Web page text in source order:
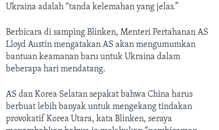
Ukraina adalah “tanda kelemahan yang jelas.”
Berbicara di samping Blinken, Menteri Pertahanan AS
Lloyd Austin mengatakan AS akan mengumumkan
bantuan keamanan baru untuk Ukraina dalam
beberapa hari mendatang.
AS dan Korea Selatan sepakat bahwa China harus
berbuat lebih banyak untuk mengekang tindakan
provokatif Korea Utara, kata Blinken, seraya